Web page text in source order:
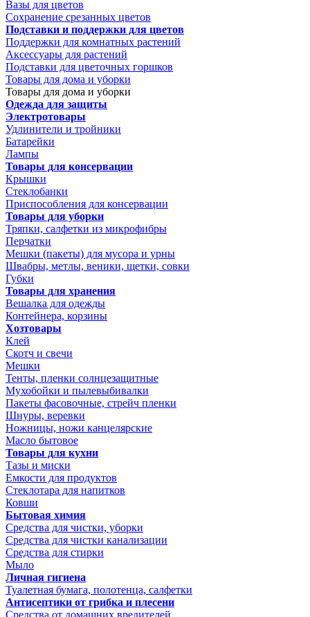
Вазы для цветов
Сохранение срезанных цветов
Подставки и поддержки для цветов
Поддержки для комнатных растений
Аксессуары для растений
Подставки для цветочных горшков
Товары для дома и уборки
Товары для дома и уборки
Одежда для защиты
Электротовары
Удлинители и тройники
Батарейки
Лампы
Товары для консервации
Крышки
Стеклобанки
Приспособления для консервации
Товары для уборки
Тряпки, салфетки из микрофибры
Перчатки
Мешки (пакеты) для мусора и урны
Швабры, метлы, веники, щетки, совки
Губки
Товары для хранения
Вешалка для одежды
Контейнера, корзины
Хозтовары
Клей
Скотч и свечи
Мешки
Тенты, пленки солнцезащитные
Мухобойки и пылевыбивалки
Пакеты фасовочные, стрейч пленки
Шнуры, веревки
Ножницы, ножи канцелярские
Масло бытовое
Товары для кухни
Тазы и миски
Емкости для продуктов
Стеклотара для напитков
Ковши
Бытовая химия
Средства для чистки, уборки
Средства для чистки канализации
Средства для стирки
Мыло
Личная гигиена
Туалетная бумага, полотенца, салфетки
Антисептики от грибка и плесени
Средства от домашних вредителей